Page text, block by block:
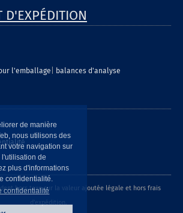
de manière
nous utilisons des
votre navigation sur
l'utilisation de
plus d'informations
confidentialité.
confidentialité
D'EXPÉDITION
l'emballage
balances d'analyse
hors taxe sur la valeur ajoutée légale et hors frais
d'expédition.